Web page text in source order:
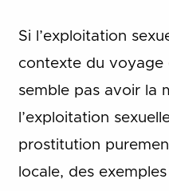
Si l’exploitation
contexte du voyage
semble pas avoir la
l’exploitation
prostitution
locale, des